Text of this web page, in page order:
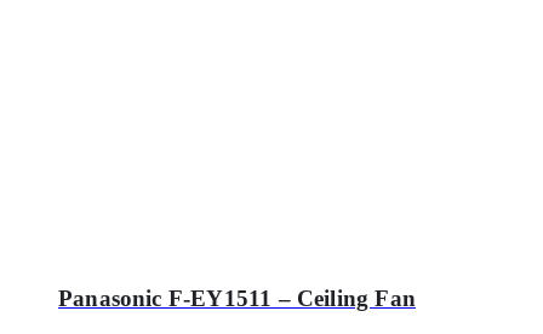
Panasonic F-EY1511 – Ceiling Fan